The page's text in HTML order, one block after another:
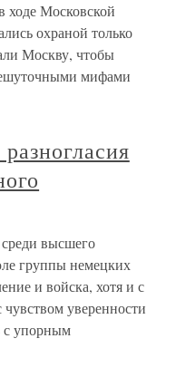
ходе Московской
охраной только
Москву, чтобы
мифами
высшего
группы немецких
и войска, хотя и с
уверенности
с упорным